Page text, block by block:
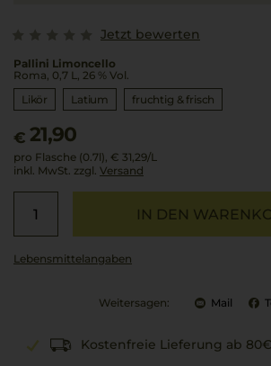
Jetzt bewerten
Pallini Limoncello
Roma, 0,7 L, 26 % Vol.
Likör
Latium fruchtig & frisch
€ 21,90
pro Flasche (0.7l), € 31,29/L
inkl. MwSt. zzgl. Versand
IN DEN
Lebensmittel­angaben
Weitersagen: Mail
Kostenfreie Lieferung ab